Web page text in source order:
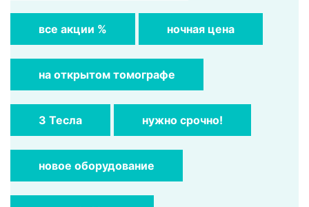
все акции % ночная цена
на открытом томографе
3 Тесла нужно срочно!
новое оборудование